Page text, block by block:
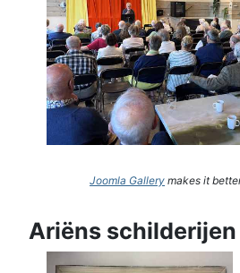
Joomla Gallery makes it
Ariëns schilderijen